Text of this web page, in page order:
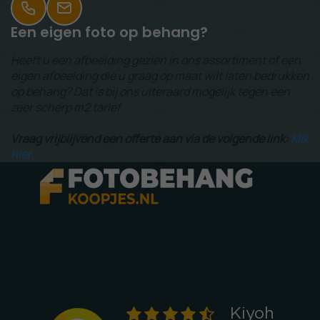
Een eigen foto op behang?
Klik
hier.